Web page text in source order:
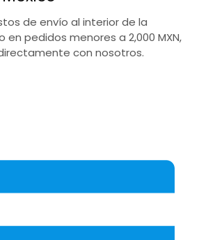
de envío al interior de la
en pedidos menores a 2,000 MXN,
con nosotros.